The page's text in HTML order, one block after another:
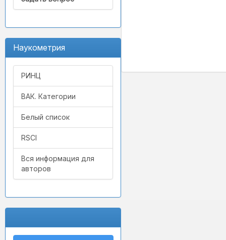
Наукометрия
РИНЦ
ВАК. Категории
Белый список
RSCI
Вся информация для
авторов